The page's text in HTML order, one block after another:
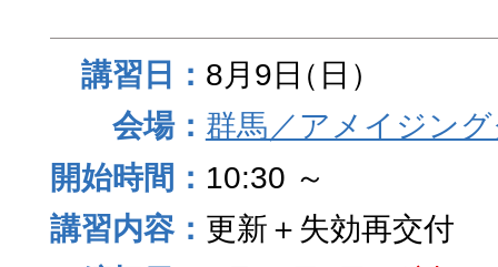
8月9日（日）
群馬／アメイジン
10:30 ～
更新＋失効再交付